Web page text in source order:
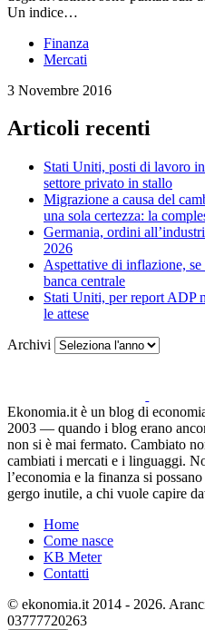
Un indice…
Finanza
Mercati
3 Novembre 2016
Articoli recenti
Stati Uniti, posti di lavoro
settore privato in stallo
Migrazione a causa del
una sola certezza: la
Germania, ordini
2026
Aspettative di inflazione,
banca centrale
Stati Uniti, per report ADP
le attese
Archivi
Ekonomia.it è un blog di
2003 — quando i blog erano
non si è mai fermato. Cambiato
cambiati i mercati e i linguaggi.
l’economia e la finanza si
gergo inutile, a chi vuole capire
Home
Come nasce
KB Meter
Contatti
© ekonomia.it 2014 - 2026.
03777720263